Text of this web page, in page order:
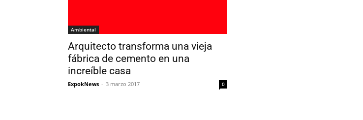
Ambiental
Arquitecto transforma una vieja
fábrica de cemento en una
increíble casa
ExpokNews - 3 marzo 2017 0